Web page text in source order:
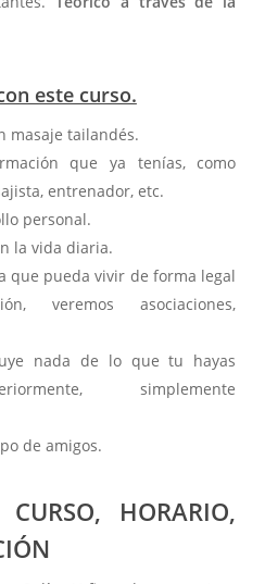
este curso.
masaje tailandés.
que ya tenías, como
entrenador, etc.
personal.
la vida diaria.
que pueda vivir de forma legal
veremos asociaciones,
nada de lo que tu hayas
simplemente
de amigos.
HORARIO,